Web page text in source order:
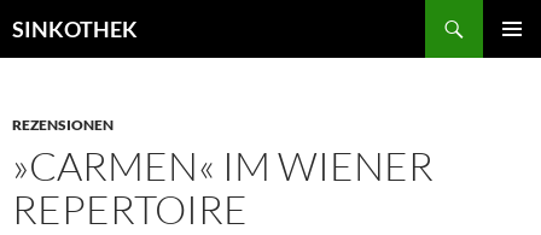
Inhalt
SINKOTHEK
REZENSIONEN
»CARMEN« IM WIENER
REPERTOIRE